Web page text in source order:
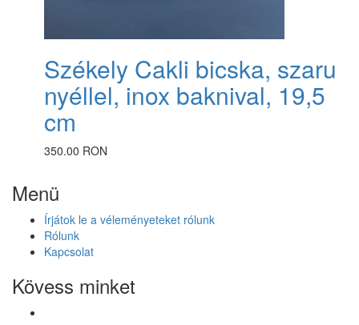
Székely Cakli bicska, szaru
nyéllel, inox baknival, 19,5
cm
350.00 RON
Menü
Írjátok le a véleményeteket rólunk
Rólunk
Kapcsolat
Kövess minket